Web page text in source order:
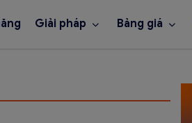
Giải pháp Bảng giá